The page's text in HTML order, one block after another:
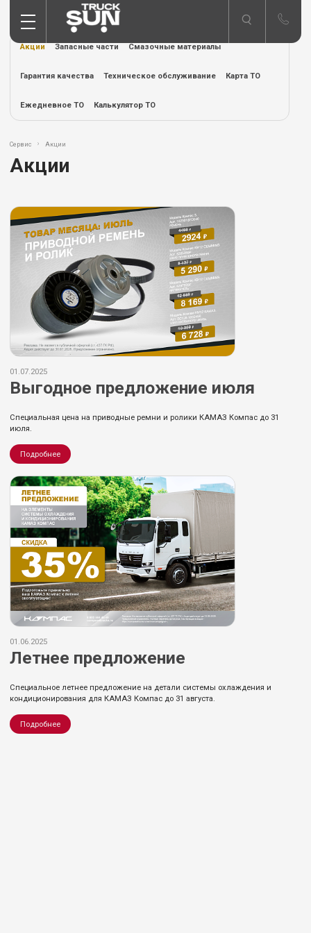
Акции Запасные части Смазочные материалы
Гарантия качества Техническое обслуживание Карта ТО
Ежедневное ТО Калькулятор ТО
Сервис Акции
Акции
01.07.2025
Выгодное предложение июля
Специальная цена на приводные ремни и ролики КАМАЗ Компас до 31
июля.
Подробнее
01.06.2025
Летнее предложение
Специальное летнее предложение на детали системы охлаждения и
кондиционирования для КАМАЗ Компас до 31 августа.
Подробнее